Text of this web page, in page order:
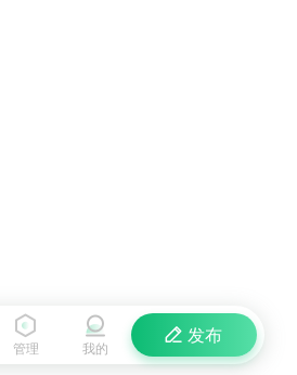
发布
管理 我的